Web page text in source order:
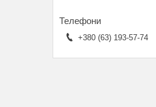
+380 (63) 193-57-74